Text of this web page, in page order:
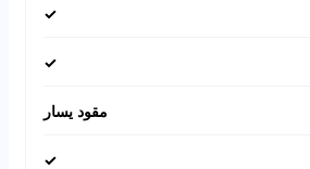
✓
✓
مقود يسار
✓